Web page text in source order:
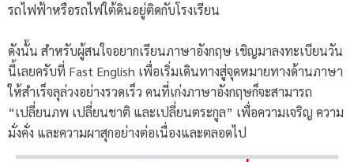
รถไฟฟ้าหรือรถไฟใต้ดินอยู่ติดกับโรงเรียน
ดังนั้น สำหรับผู้สนใจอยากเรียนภาษาอังกฤษ เชิญมาลงทะเบียนวัน
นี้เลยครับที่ Fast English เพื่อเริ่มเดินทางสู่จุดหมายทางด้านภาษา
ให้สำเร็จลุล่วงอย่างรวดเร็ว คนที่เก่งภาษาอังกฤษก็จะสามารถ
“เปลี่ยนภพ เปลี่ยนชาติ และเปลี่ยนตระกูล” เพื่อความเจริญ ความ
มั่งคั่ง และความผาสุกอย่างต่อเนื่องและตลอดไป